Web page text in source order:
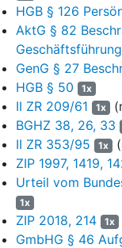
10
a) Ein Vertrag,
Übertragung
verpflichtet, ohne
des
1 AktGauch dann
nach§ 179 AktG
1965 entschieden
174/80
1995 -II ZR 24/94,
-II ZR 155/02,
HGB § 126
AktG § 82
GenG § 27
HGB § 50 1x
II ZR 209/61 1x
BGHZ 38, 26, 33
II ZR 353/95
1x
ZIP 1997, 1419,
Urteil vom
1x
ZIP 2018, 214 1x
GmbHG § 46